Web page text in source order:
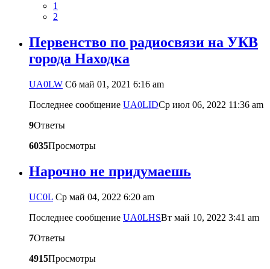
1
2
Первенство по радиосвязи на УКВ
города Находка
UA0LW Сб май 01, 2021 6:16 am
Последнее сообщение UA0LIDСр июл 06, 2022 11:36 am
9Ответы
6035Просмотры
Нарочно не придумаешь
UC0L Ср май 04, 2022 6:20 am
Последнее сообщение UA0LHSВт май 10, 2022 3:41 am
7Ответы
4915Просмотры